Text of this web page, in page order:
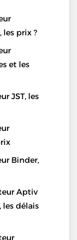
les prix ?
et les
JST, les
Binder,
Aptiv
les délais